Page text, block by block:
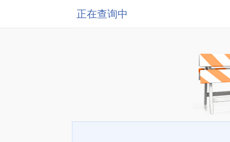
正在查询中